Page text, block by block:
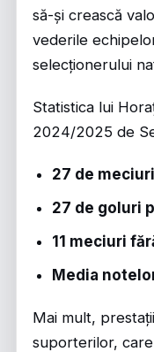
să-și crească
vederile
selecționerului
Statistica lui
2024/2025 de
27 de
27 de goluri
11 meciuri
Media
Mai mult,
suporterilor,